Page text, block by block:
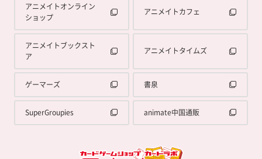
アニメイトオンライン
ショップ
アニメイトカフェ
アニメイトブックスト
ア
アニメイトタイムズ
ゲーマーズ 書泉
SuperGroupies animate中国通販